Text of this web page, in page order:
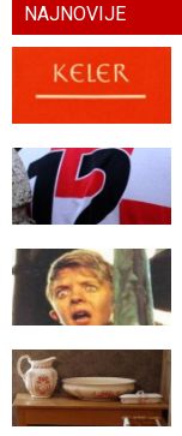
NAJNOVIJE